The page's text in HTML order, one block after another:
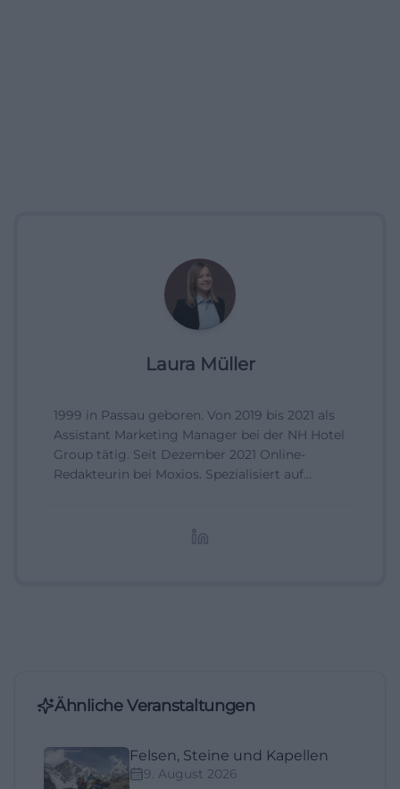
Laura Müller
1999 in Passau geboren. Von 2019 bis 2021 als
Assistant Marketing Manager bei der NH Hotel
Group tätig. Seit Dezember 2021 Online-
Redakteurin bei Moxios. Spezialisiert auf
Ähnliche Veranstaltungen
Felsen, Steine und Kapellen
9. August 2026